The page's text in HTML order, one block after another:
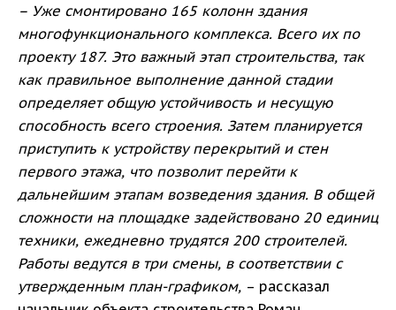
– Уже смонтировано 165 колонн здания
многофункционального комплекса. Всего их по
проекту 187. Это важный этап строительства, так
как правильное выполнение данной стадии
определяет общую устойчивость и несущую
способность всего строения. Затем планируется
приступить к устройству перекрытий и стен
первого этажа, что позволит перейти к
дальнейшим этапам возведения здания. В общей
сложности на площадке задействовано 20 единиц
техники, ежедневно трудятся 200 строителей.
Работы ведутся в три смены, в соответствии с
утвержденным план-графиком, – рассказал